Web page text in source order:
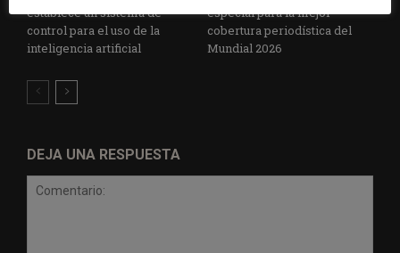
establece un sistema de
control para el uso de la
inteligencia artificial
especial para la mejor
cobertura periodística del
Mundial 2026
DEJA UNA RESPUESTA